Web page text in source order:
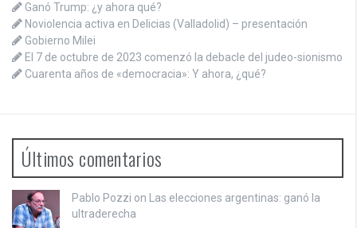
Ganó Trump: ¿y ahora qué?
Noviolencia activa en Delicias (Valladolid) – presentación
Gobierno Milei
El 7 de octubre de 2023 comenzó la debacle del judeo-sionismo
Cuarenta años de «democracia»: Y ahora, ¿qué?
Últimos comentarios
Pablo Pozzi on Las elecciones argentinas: ganó la
ultraderecha